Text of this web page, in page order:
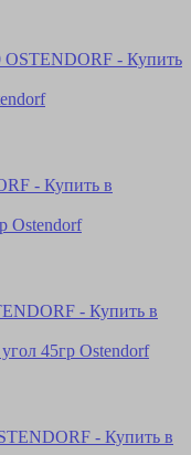
Ostendorf
45гр Ostendorf